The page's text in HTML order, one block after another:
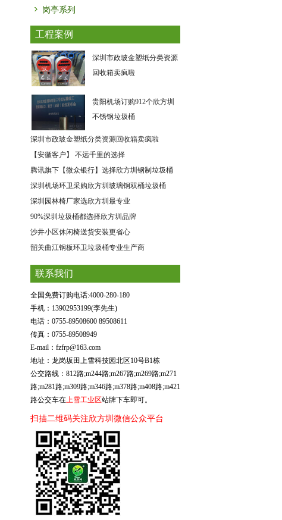
岗亭系列
工程案例
深圳市政玻金塑纸分类资源
回收箱卖疯啦
贵阳机场订购912个欣方圳
不锈钢垃圾桶
深圳市政玻金塑纸分类资源回收箱卖疯啦
【安徽客户】 不远千里的选择
腾讯旗下【微众银行】选择欣方圳钢制垃圾桶
深圳机场环卫采购欣方圳玻璃钢双桶垃圾桶
深圳园林椅厂家选欣方圳最专业
90%深圳垃圾桶都选择欣方圳品牌
沙井小区休闲椅送货安装更省心
韶关曲江钢板环卫垃圾桶专业生产商
联系我们
全国免费订购电话:4000-280-180
手机：13902953199(李先生)
电话：0755-89508600 89508611
传真：0755-89508949
E-mail：fzfrp@163.com
地址：龙岗坂田上雪科技园北区10号B1栋
公交路线：812路;m244路;m267路;m269路;m271
路;m281路;m309路;m346路;m378路;m408路;m421
路公交车在上雪工业区站牌下车即可。
扫描二维码关注欣方圳微信公众平台